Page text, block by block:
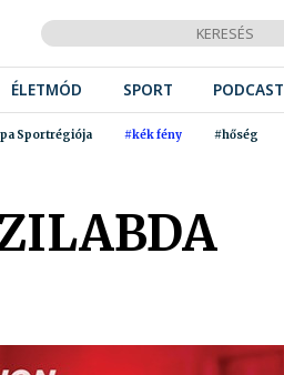
ÉLETMÓD SPORT PODCAST
Sportrégiója #kék fény #hőség